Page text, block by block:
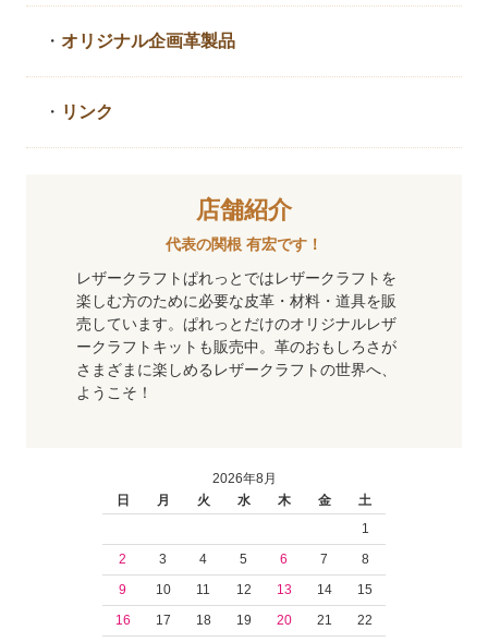
・ オリジナル企画革製品
・ リンク
店舗紹介
代表の関根 有宏です！
レザークラフトぱれっとではレザークラフトを
楽しむ方のために必要な皮革・材料・道具を販
売しています。ぱれっとだけのオリジナルレザ
ークラフトキットも販売中。革のおもしろさが
さまざまに楽しめるレザークラフトの世界へ、
ようこそ！
2026年8月
日
月 火 水 木 金
土
1
2
3 4 5 6 7
8
9
10 11 12 13 14
15
16
17 18 19 20 21
22